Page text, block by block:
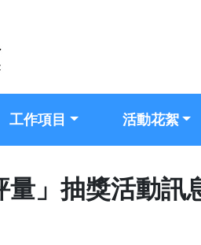
工作項目 活動花絮
量」抽獎活動訊